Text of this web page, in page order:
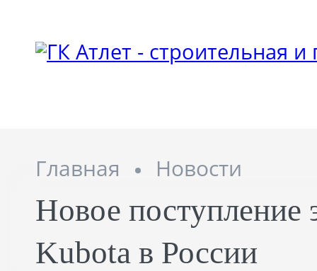
Главная Новости
Новое поступление
Kubota в России